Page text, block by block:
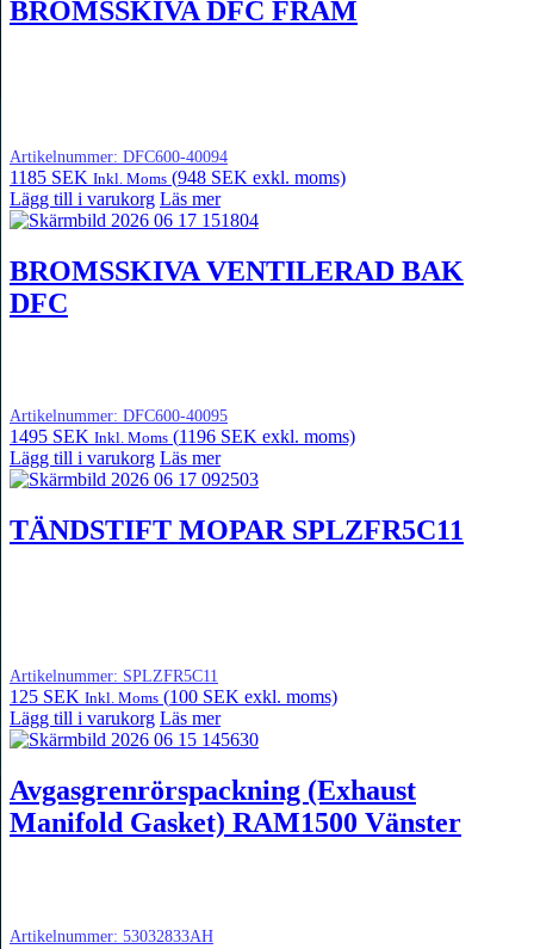
BROMSSKIVA DFC FRAM
Artikelnummer: DFC600-40094
1185 SEK Inkl. Moms (948 SEK exkl. moms)
Lägg till i varukorg Läs mer
BROMSSKIVA VENTILERAD BAK
DFC
Artikelnummer: DFC600-40095
1495 SEK Inkl. Moms (1196 SEK exkl. moms)
Lägg till i varukorg Läs mer
TÄNDSTIFT MOPAR SPLZFR5C11
Artikelnummer: SPLZFR5C11
125 SEK Inkl. Moms (100 SEK exkl. moms)
Lägg till i varukorg Läs mer
Avgasgrenrörspackning (Exhaust
Manifold Gasket) RAM1500 Vänster
Artikelnummer: 53032833AH